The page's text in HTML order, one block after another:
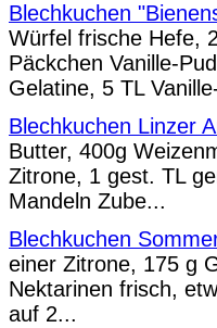
Blechkuchen
Würfel frische Hefe,
Päckchen Vanille-
Gelatine, 5 TL
Blechkuchen Linzer
Butter, 400g
Zitrone, 1 gest. TL
Mandeln Zube...
Blechkuchen
einer Zitrone, 175 g
Nektarinen frisch,
auf 2...